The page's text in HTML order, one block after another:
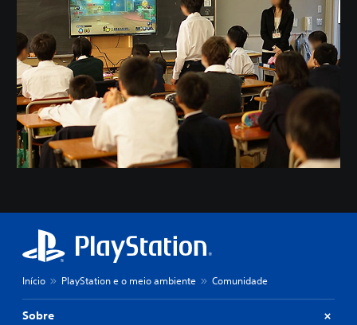
Início PlayStation e o meio ambiente Comunidade
Sobre